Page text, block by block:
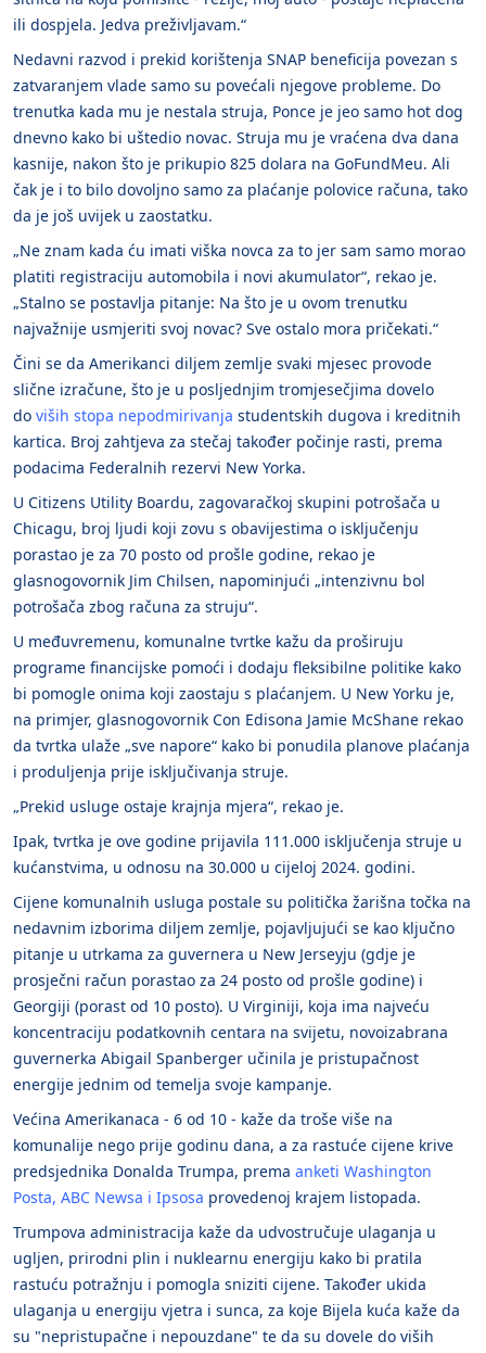
ili dospjela. Jedva preživljavam.“
Nedavni razvod i prekid korištenja SNAP beneficija povezan s
zatvaranjem vlade samo su povećali njegove probleme. Do
trenutka kada mu je nestala struja, Ponce je jeo samo hot dog
dnevno kako bi uštedio novac. Struja mu je vraćena dva dana
kasnije, nakon što je prikupio 825 dolara na GoFundMeu. Ali
čak je i to bilo dovoljno samo za plaćanje polovice računa, tako
da je još uvijek u zaostatku.
„Ne znam kada ću imati viška novca za to jer sam samo morao
platiti registraciju automobila i novi akumulator“, rekao je.
„Stalno se postavlja pitanje: Na što je u ovom trenutku
najvažnije usmjeriti svoj novac? Sve ostalo mora pričekati.“
Čini se da Amerikanci diljem zemlje svaki mjesec provode
slične izračune, što je u posljednjim tromjesečjima dovelo
do viših stopa nepodmirivanja studentskih dugova i kreditnih
kartica. Broj zahtjeva za stečaj također počinje rasti, prema
podacima Federalnih rezervi New Yorka.
U Citizens Utility Boardu, zagovaračkoj skupini potrošača u
Chicagu, broj ljudi koji zovu s obavijestima o isključenju
porastao je za 70 posto od prošle godine, rekao je
glasnogovornik Jim Chilsen, napominjući „intenzivnu bol
potrošača zbog računa za struju“.
U međuvremenu, komunalne tvrtke kažu da proširuju
programe financijske pomoći i dodaju fleksibilne politike kako
bi pomogle onima koji zaostaju s plaćanjem. U New Yorku je,
na primjer, glasnogovornik Con Edisona Jamie McShane rekao
da tvrtka ulaže „sve napore“ kako bi ponudila planove plaćanja
i produljenja prije isključivanja struje.
„Prekid usluge ostaje krajnja mjera“, rekao je.
Ipak, tvrtka je ove godine prijavila 111.000 isključenja struje u
kućanstvima, u odnosu na 30.000 u cijeloj 2024. godini.
Cijene komunalnih usluga postale su politička žarišna točka na
nedavnim izborima diljem zemlje, pojavljujući se kao ključno
pitanje u utrkama za guvernera u New Jerseyju (gdje je
prosječni račun porastao za 24 posto od prošle godine) i
Georgiji (porast od 10 posto). U Virginiji, koja ima najveću
koncentraciju podatkovnih centara na svijetu, novoizabrana
guvernerka Abigail Spanberger učinila je pristupačnost
energije jednim od temelja svoje kampanje.
Većina Amerikanaca - 6 od 10 - kaže da troše više na
komunalije nego prije godinu dana, a za rastuće cijene krive
predsjednika Donalda Trumpa, prema anketi Washington
Posta, ABC Newsa i Ipsosa provedenoj krajem listopada.
Trumpova administracija kaže da udvostručuje ulaganja u
ugljen, prirodni plin i nuklearnu energiju kako bi pratila
rastuću potražnju i pomogla sniziti cijene. Također ukida
ulaganja u energiju vjetra i sunca, za koje Bijela kuća kaže da
su "nepristupačne i nepouzdane" te da su dovele do viših